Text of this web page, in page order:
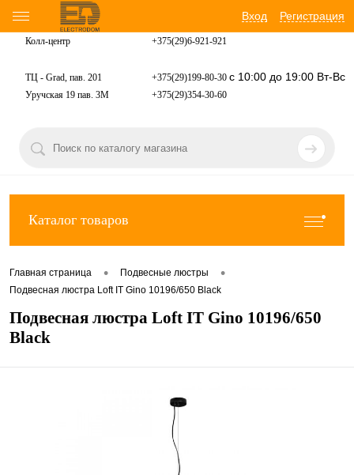
Вход Регистрация
Колл-центр +375(29)6-921-921
ТЦ - Grad, пав. 201 +375(29)199-80-30 с 10:00 до 19:00 Вт-Вс
Уручская 19 пав. 3М +375(29)354-30-60
Каталог товаров
Главная страница • Подвесные люстры •
Подвесная люстра Loft IT Gino 10196/650 Black
Подвесная люстра Loft IT Gino 10196/650
Black